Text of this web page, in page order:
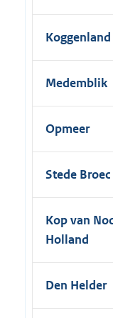
Koggenland
Medemblik
Opmeer
Stede Broec
Kop van
Holland
Den Helder